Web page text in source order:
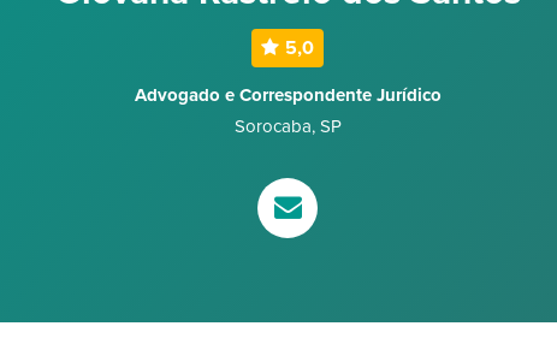
5,0
Advogado e Correspondente Jurídico
Sorocaba, SP